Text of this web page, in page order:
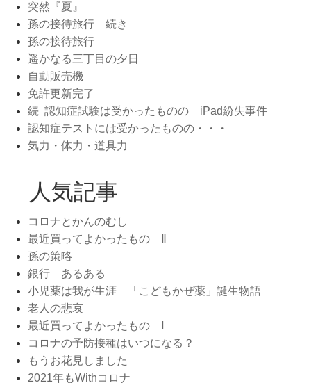
突然『夏』
孫の接待旅行 続き
孫の接待旅行
遥かなる三丁目の夕日
自動販売機
免許更新完了
続 認知症試験は受かったものの iPad紛失事件
認知症テストには受かったものの・・・
気力・体力・道具力
人気記事
コロナとかんのむし
最近買ってよかったもの Ⅱ
孫の策略
銀行 あるある
小児薬は我が生涯 「こどもかぜ薬」誕生物語
老人の悲哀
最近買ってよかったもの Ⅰ
コロナの予防接種はいつになる？
もうお花見しました
2021年もWithコロナ